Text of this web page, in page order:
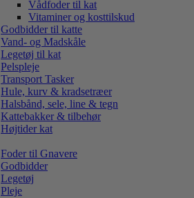
Vådfoder til kat
Vitaminer og kosttilskud
Godbidder til katte
Vand- og Madskåle
Legetøj til kat
Pelspleje
Transport Tasker
Hule, kurv & kradsetræer
Halsbånd, sele, line & tegn
Kattebakker & tilbehør
Højtider kat
Foder til Gnavere
Godbidder
Legetøj
Pleje